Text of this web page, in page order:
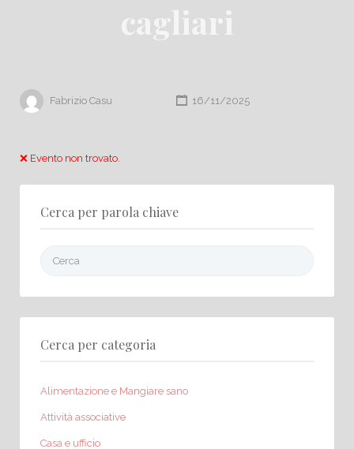
cagliari
Fabrizio Casu 16/11/2025
❌ Evento non trovato.
Cerca per parola chiave
Cerca per categoria
Alimentazione e Mangiare sano
Attività associative
Casa e ufficio